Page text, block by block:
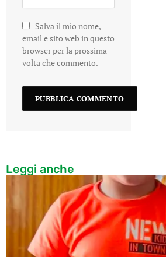
Salva il mio nome,
email e sito web in questo
browser per la prossima
volta che commento.
Leggi anche